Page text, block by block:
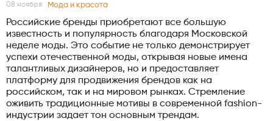
08 ноября Мода и красота
Российские бренды приобретают все большую
известность и популярность благодаря Московской
неделе моды. Это событие не только демонстрирует
успехи отечественной моды, открывая новые имена
талантливых дизайнеров, но и предоставляет
платформу для продвижения брендов как на
российском, так и на мировом рынках. Стремление
оживить традиционные мотивы в современной fashion-
индустрии задает тон основным трендам.